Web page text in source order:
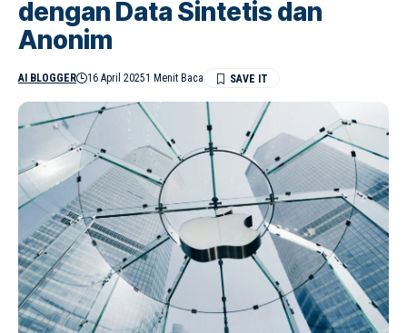
dengan Data Sintetis dan
Anonim
AI BLOGGER 16 April 20251 Menit Baca